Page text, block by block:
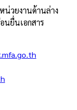
น่วยงานด้านล่าง
นยื่นเอกสาร